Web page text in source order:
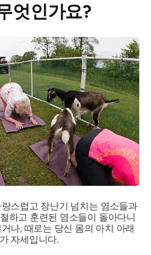
엇인가요?
스럽고 장난기 넘치는 염소들과
하고 훈련된 염소들이 돌아다니
나, 때로는 당신 몸의 아치 아래
자세입니다.